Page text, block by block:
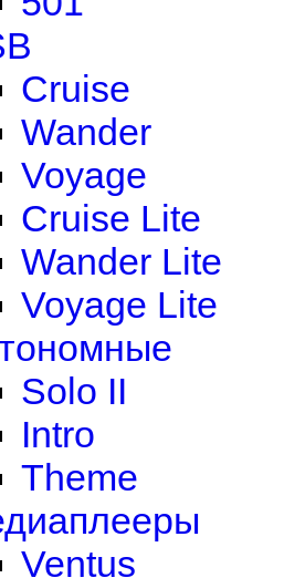
Cruise
Wander
Voyage
Cruise Lite
Wander Lite
Voyage Lite
Solo II
Intro
Theme
Ventus